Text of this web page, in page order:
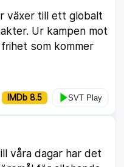
växer till ett globalt
Ur kampen mot
som kommer
IMDb 8.5 SVT Play
våra dagar har det